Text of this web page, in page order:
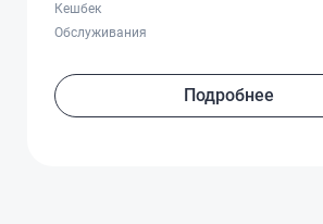
Кешбек
Обслуживания
Подробнее